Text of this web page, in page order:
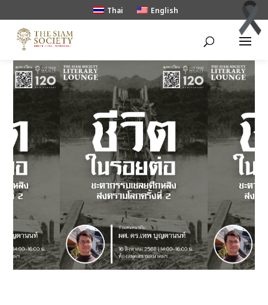
Thai English